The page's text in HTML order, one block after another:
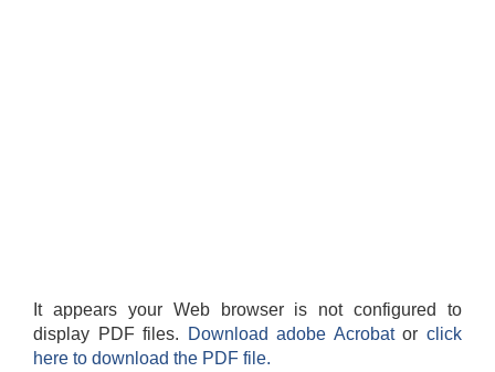
It appears your Web browser is not configured to
display PDF files.
Download adobe Acrobatorclick
here to download the PDF file.